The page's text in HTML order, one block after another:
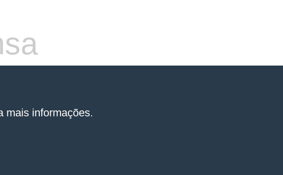
mais informações.